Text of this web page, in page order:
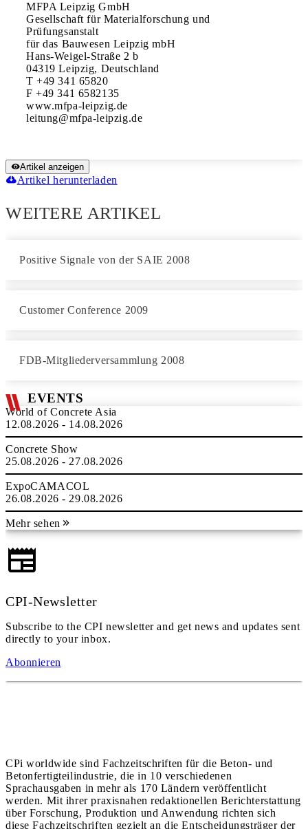
MFPA Leipzig GmbH
Gesellschaft für Materialforschung und
Prüfungsanstalt
für das Bauwesen Leipzig mbH
Hans-Weigel-Straße 2 b
04319 Leipzig, Deutschland
T +49 341 65820
F +49 341 6582135
www.mfpa-leipzig.de
Artikel anzeigen
Artikel herunterladen
WEITERE ARTIKEL
Positive Signale von der SAIE 2008
Customer Conference 2009
FDB-Mitgliederversammlung 2008
EVENTS
World of Concrete Asia
12.08.2026 - 14.08.2026
Concrete Show
25.08.2026 - 27.08.2026
ExpoCAMACOL
26.08.2026 - 29.08.2026
Mehr sehen
CPI-Newsletter
Subscribe to the CPI newsletter and get news and updates sent
directly to your inbox.
Abonnieren
CPi worldwide sind Fachzeitschriften für die Beton- und
Betonfertigteilindustrie, die in 10 verschiedenen
Sprachausgaben in mehr als 170 Ländern veröffentlicht
werden. Mit ihrer praxisnahen redaktionellen Berichterstattung
über Forschung, Produktion und Anwendung richten sich
diese Fachzeitschriften gezielt an die Entscheidungsträger der